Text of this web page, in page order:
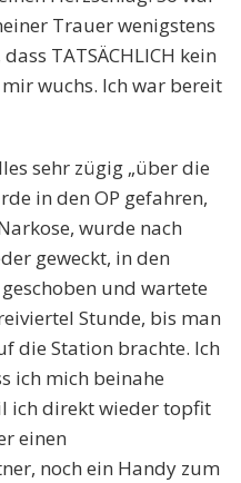
Trauer wenigstens
TATSÄCHLICH kein
wuchs. Ich war bereit
sehr zügig „über die
in den OP gefahren,
wurde nach
geweckt, in den
und wartete
Stunde, bis man
die Station brachte. Ich
ich mich beinahe
ich direkt wieder topfit
einen
noch ein Handy zum